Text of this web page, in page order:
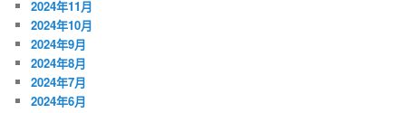
2024年11月
2024年10月
2024年9月
2024年8月
2024年7月
2024年6月